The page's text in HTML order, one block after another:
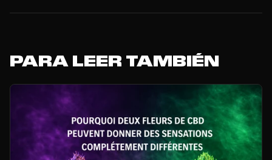
PARA LEER TAMBIÉN